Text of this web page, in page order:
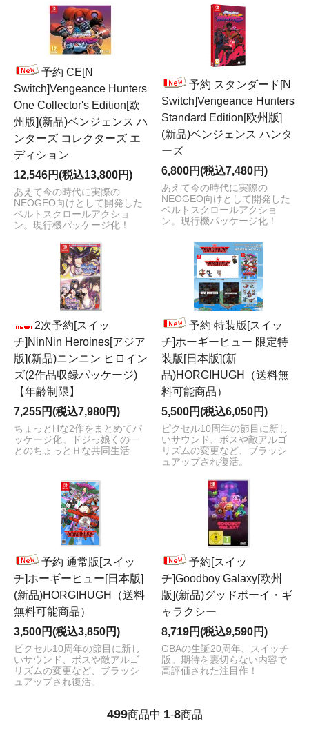
予約 CE[N
Switch]Vengeance Hunters
One Collector's Edition[欧
州版](新品)ベンジェンス ハ
ンターズ コレクターズ エ
ディション
12,546円(税込13,800円)
あえて今の時代に実際の
NEOGEO向けとして開発した
ベルトスクロールアクショ
ン。現行機パッケージ化！
予約 スタンダード[N
Switch]Vengeance Hunters
Standard Edition[欧州版]
(新品)ベンジェンス ハンタ
ーズ
6,800円(税込7,480円)
あえて今の時代に実際の
NEOGEO向けとして開発した
ベルトスクロールアクショ
ン。現行機パッケージ化！
2次予約[スイッ
チ]NinNin Heroines[アジア
版](新品)ニンニン ヒロイン
ズ(2作品収録パッケージ)
【年齢制限】
7,255円(税込7,980円)
ちょっとHな2作をまとめてパ
ッケージ化。ドジっ娘くの一
とのちょっとＨな共同生活
予約 特装版[スイッ
チ]ホーギーヒュー 限定特
装版[日本版](新
品)HORGIHUGH（送料無
料可能商品）
5,500円(税込6,050円)
ピクセル10周年の節目に新し
いサウンド、ボスや敵アルゴ
リズムの変更など、ブラッシ
ュアップされ復活。
予約 通常版[スイッ
チ]ホーギーヒュー[日本版]
(新品)HORGIHUGH（送料
無料可能商品）
3,500円(税込3,850円)
ピクセル10周年の節目に新し
いサウンド、ボスや敵アルゴ
リズムの変更など、ブラッシ
ュアップされ復活。
予約[スイッ
チ]Goodboy Galaxy[欧州
版](新品)グッドボーイ・ギ
ャラクシー
8,719円(税込9,590円)
GBAの生誕20周年、スイッチ
版。期待を裏切らない内容で
高評価された注目作！
499商品中 1-8商品